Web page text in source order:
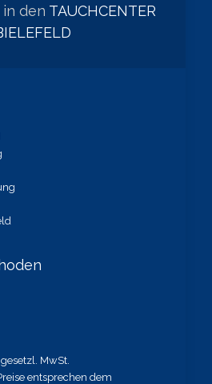
in den TAUCHCENTER
MwSt.
entsprechen dem